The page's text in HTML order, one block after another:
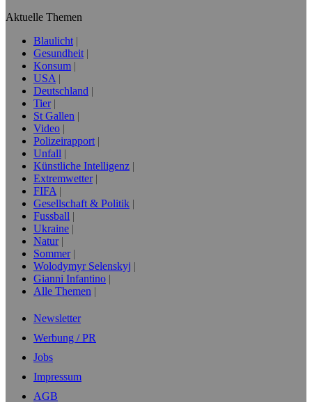
Aktuelle Themen
Blaulicht
Gesundheit
Konsum
USA
Deutschland
Tier
St Gallen
Video
Polizeirapport
Unfall
Künstliche Intelligenz
Extremwetter
FIFA
Gesellschaft & Politik
Fussball
Ukraine
Natur
Sommer
Wolodymyr Selenskyj
Gianni Infantino
Alle Themen
Newsletter
Werbung / PR
Jobs
Impressum
AGB